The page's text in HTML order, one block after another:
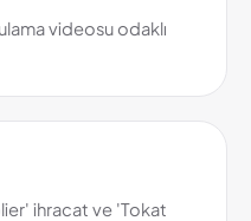
videosu odaklı
ihracat ve 'Tokat